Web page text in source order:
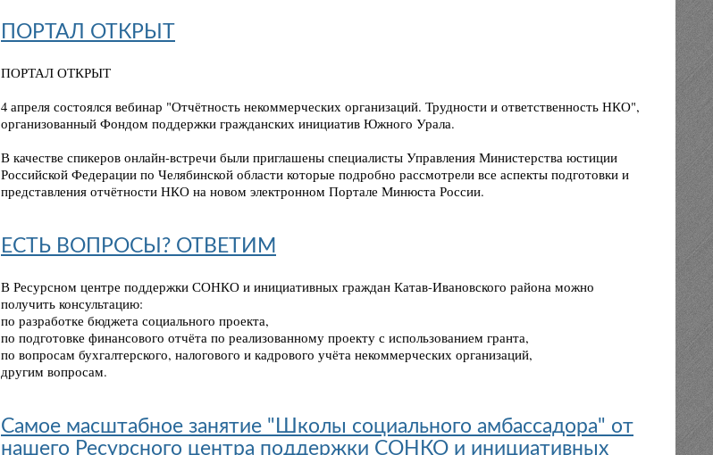
ПОРТАЛ ОТКРЫТ
ПОРТАЛ ОТКРЫТ
4 апреля состоялся вебинар "Отчётность некоммерческих организаций. Трудности и ответственность НКО",
организованный Фондом поддержки гражданских инициатив Южного Урала.
В качестве спикеров онлайн-встречи были приглашены специалисты Управления Министерства юстиции
Российской Федерации по Челябинской области которые подробно рассмотрели все аспекты подготовки и
представления отчётности НКО на новом электронном Портале Минюста России.
ЕСТЬ ВОПРОСЫ? ОТВЕТИМ
В Ресурсном центре поддержки СОНКО и инициативных граждан Катав-Ивановского района можно
получить консультацию:
по разработке бюджета социального проекта,
по подготовке финансового отчёта по реализованному проекту с использованием гранта,
по вопросам бухгалтерского, налогового и кадрового учёта некоммерческих организаций,
другим вопросам.
Самое масштабное занятие "Школы социального амбассадора" от
нашего Ресурсного центра поддержки СОНКО и инициативных